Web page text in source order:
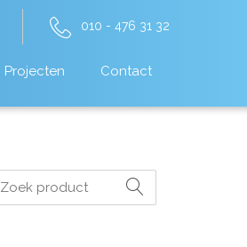
010 - 476 31 32
Projecten Contact
Zoeken